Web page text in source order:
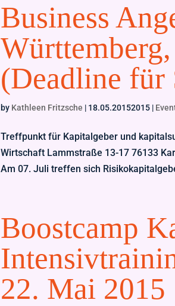
Business
(Deadline für
by Kathleen Fritzsche | 18.05.20152015 |
Treffpunkt für Kapitalgeber und
Wirtschaft Lammstraße 13-17 76133
Am 07. Juli treffen sich
Boostcamp
22. Mai 2015